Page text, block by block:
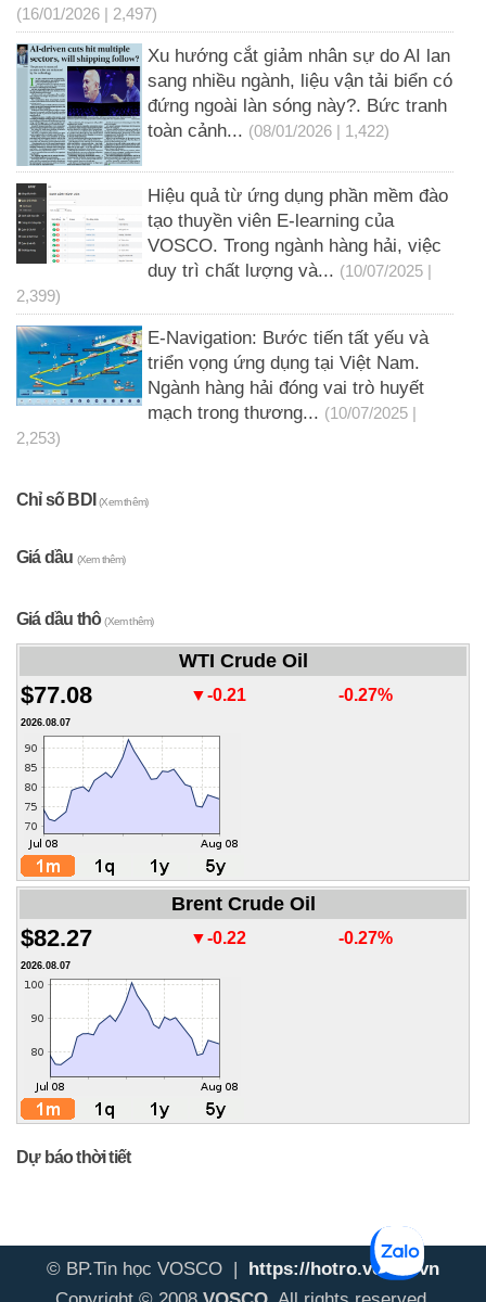
(16/01/2026 | 2,497)
Xu hướng cắt giảm nhân sự do AI lan
sang nhiều ngành, liệu vận tải biển có
đứng ngoài làn sóng này?. Bức tranh
toàn cảnh... (08/01/2026 | 1,422)
Hiệu quả từ ứng dụng phần mềm đào
tạo thuyền viên E-learning của
VOSCO. Trong ngành hàng hải, việc
duy trì chất lượng và... (10/07/2025 |
2,399)
E-Navigation: Bước tiến tất yếu và
triển vọng ứng dụng tại Việt Nam.
Ngành hàng hải đóng vai trò huyết
mạch trong thương... (10/07/2025 |
2,253)
Chỉ số BDI(Xem thêm)
Giá dầu (Xem thêm)
Giá dầu thô(Xem thêm)
WTI Crude Oil
$77.08 ▼-0.21 -0.27%
2026.08.07
Brent Crude Oil
$82.27 ▼-0.22 -0.27%
2026.08.07
Dự báo thời tiết
© BP.Tin học VOSCO | https://hotro.vosco.vn